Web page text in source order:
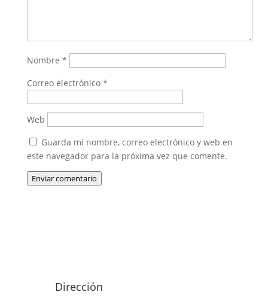
Nombre *
Correo electrónico *
Web
Guarda mi nombre, correo electrónico y web en
este navegador para la próxima vez que comente.
Enviar comentario
Dirección